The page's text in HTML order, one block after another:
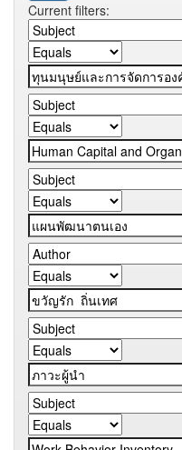
Current filters: